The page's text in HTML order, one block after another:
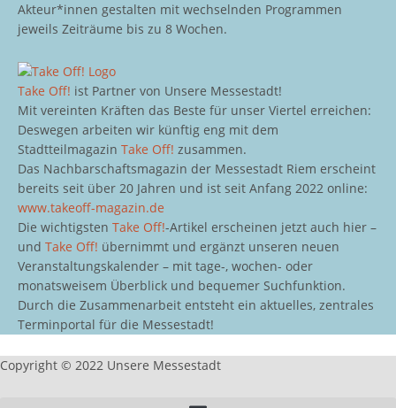
Akteur*innen gestalten mit wechselnden Programmen
jeweils Zeiträume bis zu 8 Wochen.
Take Off! ist Partner von Unsere Messestadt!
Mit vereinten Kräften das Beste für unser Viertel erreichen:
Deswegen arbeiten wir künftig eng mit dem
Stadtteilmagazin Take Off! zusammen.
Das Nachbarschaftsmagazin der Messestadt Riem erscheint
bereits seit über 20 Jahren und ist seit Anfang 2022 online:
www.takeoff-magazin.de
Die wichtigsten Take Off!-Artikel erscheinen jetzt auch hier –
und Take Off! übernimmt und ergänzt unseren neuen
Veranstaltungskalender – mit tage-, wochen- oder
monatsweisem Überblick und bequemer Suchfunktion.
Durch die Zusammenarbeit entsteht ein aktuelles, zentrales
Terminportal für die Messestadt!
Copyright © 2022 Unsere Messestadt